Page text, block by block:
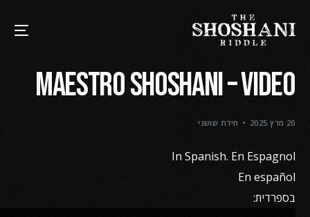
Maestro Shoshani – video
20 מרץ 2025 חידת שושני
In Spanish. En Espagnol
En español
בספרדית: